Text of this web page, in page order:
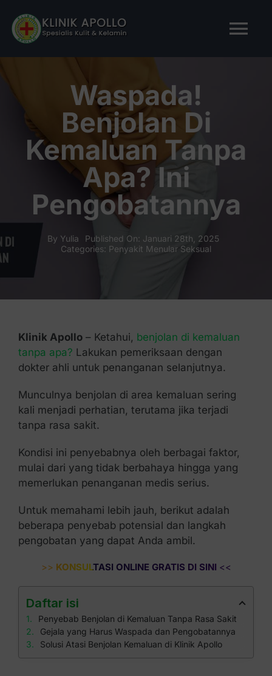
content
TENTANG KAMI
LAYANAN KAMI
ARTIKEL
Tanya Apollo
Waspada!
Benjolan Di
Kemaluan Tanpa
Apa? Ini
Pengobatannya
By Yulia
Published On: Januari 28th, 2025
Categories: Penyakit Menular Seksual
Klinik Apollo– Ketahui, benjolan di kemaluan
tanpa apa? Lakukan pemeriksaan dengan
dokter ahli untuk penanganan selanjutnya.
Munculnya benjolan di area kemaluan sering
kali menjadi perhatian, terutama jika terjadi
tanpa rasa sakit.
Kondisi ini penyebabnya oleh berbagai faktor,
mulai dari yang tidak berbahaya hingga yang
memerlukan penanganan medis serius.
Untuk memahami lebih jauh, berikut adalah
beberapa penyebab potensial dan langkah
pengobatan yang dapat Anda ambil.
>> KONSULTASI ONLINE GRATIS DI SINI <<
Daftar isi
Penyebab Benjolan di Kemaluan Tanpa Rasa Sakit
Gejala yang Harus Waspada dan Pengobatannya
Solusi Atasi Benjolan Kemaluan di Klinik Apollo